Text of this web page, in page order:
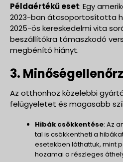
Példaértékű eset: Egy
2023-ban átcsoportosította
2025-ös kereskedelmi vita
beszállítókra támaszkodó
megbénító hiányt.
3.
Az otthonhoz közelebbi
felügyeletet és magasabb
Hibák csökkentése: Az
tal is csökkentheti a
esetekben láthattuk, mint
hozamai a részleges